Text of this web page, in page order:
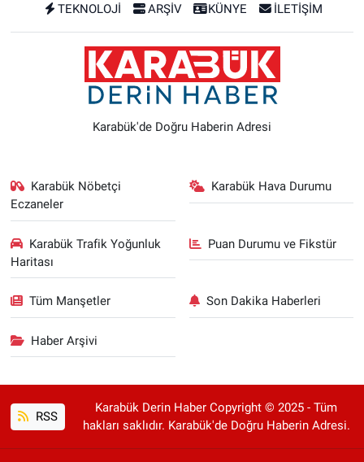
TEKNOLOJİ
ARŞİV KÜNYE İLETİŞİM
Karabük'de Doğru Haberin Adresi
Karabük Nöbetçi
Eczaneler
Karabük Hava Durumu
Karabük Trafik Yoğunluk
Haritası
Puan Durumu ve Fikstür
Tüm Manşetler Son Dakika Haberleri
Haber Arşivi
RSS
Karabük Derin Haber Copyright © 2025 - Tüm
hakları saklıdır. Karabük'de Doğru Haberin Adresi.